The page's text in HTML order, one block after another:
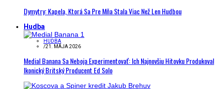
Dymytry: Kapela, Ktorá Sa Pre Mňa Stala Viac Než Len Hudbou
Hudba
HUDBA
/21. MÁJA 2026
Medial Banana Sa Neboja Experimentovať: Ich Najnovšiu Hitovku Produkoval
Ikonický Britský Producent Ed Solo